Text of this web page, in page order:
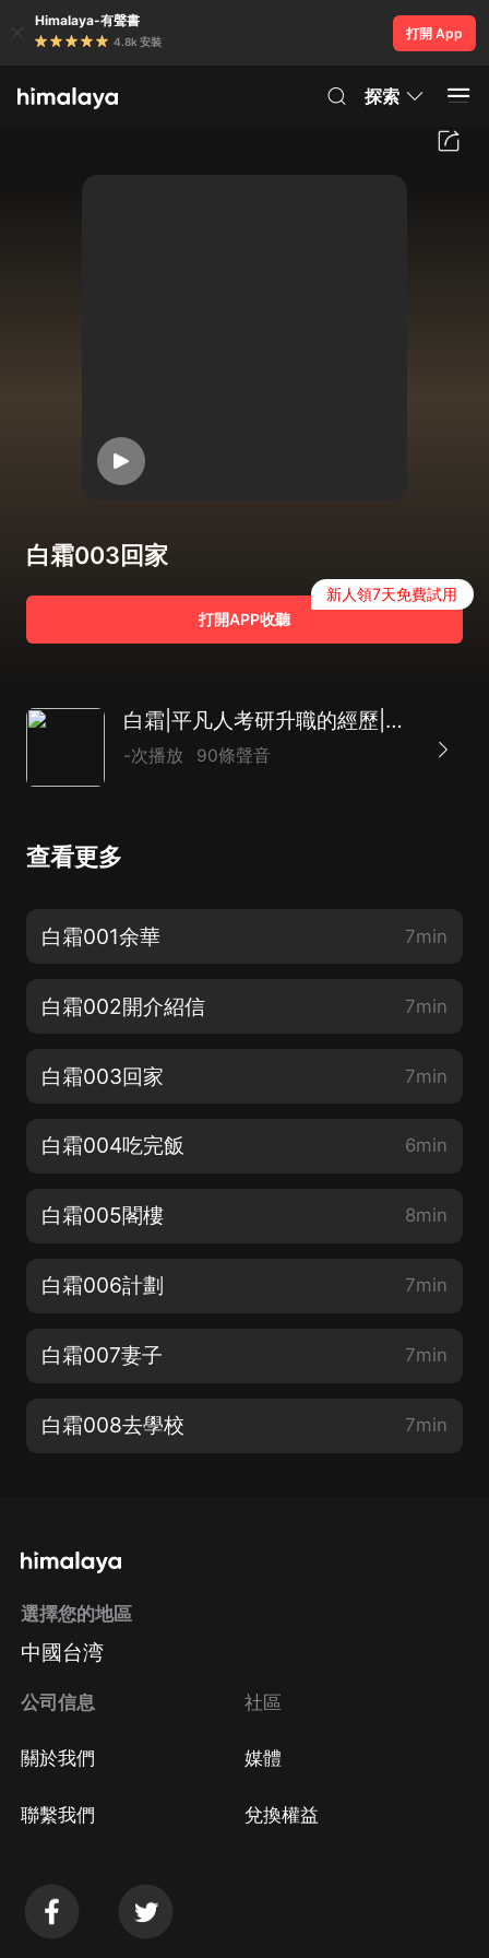
Himalaya-有聲書
4.8k 安裝
打開 App
探索
白霜003回家
打開APP收聽
新人領7天免費試用
白霜|平凡人考研升職的經歷|曲折離奇耐人尋味|多播
-次播放 90條聲音
查看更多
白霜001余華 7min
白霜002開介紹信 7min
白霜003回家 7min
白霜004吃完飯 6min
白霜005閣樓 8min
白霜006計劃 7min
白霜007妻子 7min
白霜008去學校 7min
選擇您的地區
中國台湾
公司信息
關於我們
聯繫我們
社區
媒體
兌換權益